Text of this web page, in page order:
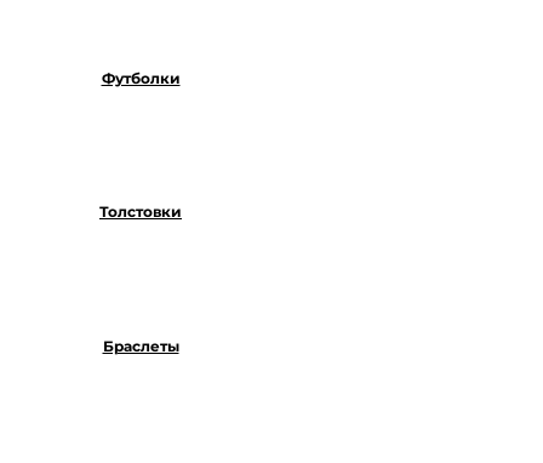
Футболки
Толстовки
Браслеты